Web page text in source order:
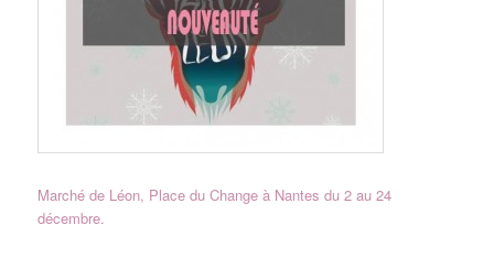
Marché de Léon, Place du Change à Nantes du 2 au 24
décembre.